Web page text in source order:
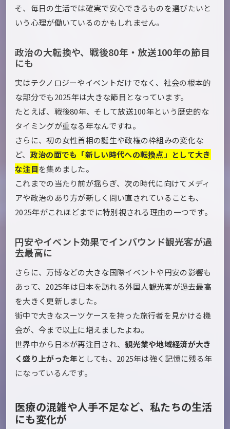
そ、毎日の生活では確実で安心できるものを選びたいと
いう心理が働いているのかもしれません。
政治の大転換や、戦後80年・放送100年の節目
にも
実はテクノロジーやイベントだけでなく、社会の根本的
な部分でも2025年は大きな節目となっています。
たとえば、戦後80年、そして放送100年という歴史的な
タイミングが重なる年なんですね。
さらに、初の女性首相の誕生や政権の枠組みの変化な
ど、 政治の面でも「新しい時代への転換点」として大き
な注目を集めました。
これまでの当たり前が揺らぎ、次の時代に向けてメディ
アや政治のあり方が新しく問い直されていることも、
2025年がこれほどまでに特別視される理由の一つです。
円安やイベント効果でインバウンド観光客が過
去最高に
さらに、万博などの大きな国際イベントや円安の影響も
あって、2025年は日本を訪れる外国人観光客が過去最高
を大きく更新しました。
街中で大きなスーツケースを持った旅行者を見かける機
会が、今まで以上に増えましたよね。
世界中から日本が再注目され、観光業や地域経済が大き
く盛り上がった年としても、2025年は強く記憶に残る年
になっているんです。
医療の混雑や人手不足など、私たちの生活
にも変化が